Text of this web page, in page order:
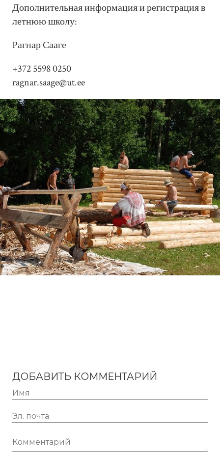
Дополнительная информация и регистрация в
летнюю школу:
Pагнар Cааге
+372 5598 0250
ragnar.saage@ut.ee
ДОБАВИТЬ КОММЕНТАРИЙ